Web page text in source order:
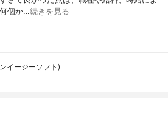
個か…続きを見る
イージーソフト)